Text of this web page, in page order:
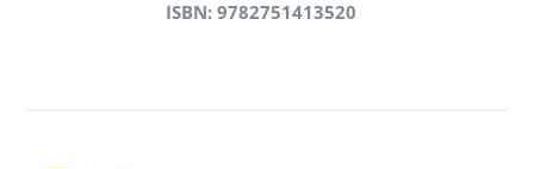
ISBN: 9782751413520